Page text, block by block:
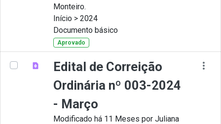
Monteiro.
Início > 2024
Documento básico
Aprovado
Edital de Correição
Ordinária nº 003-2024
- Março
Modificado há 11 Meses por Juliana